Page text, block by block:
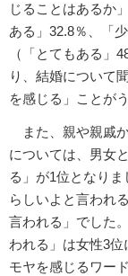
じることはあるか
ある」32.8％、「
（「とてもある」
り、結婚について
を感じる」ことが
また、親や親戚
については、男女
る」が1位となり
らしいよと言われ
言われる」でした
われる」は女性3
モヤを感じるワー